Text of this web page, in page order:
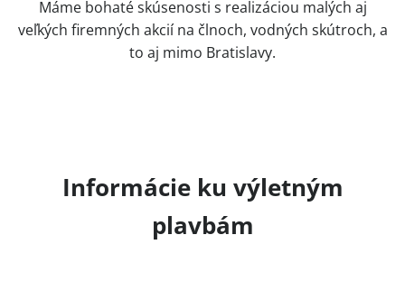
Máme bohaté skúsenosti s realizáciou malých aj
veľkých firemných akcií na člnoch, vodných skútroch, a
to aj mimo Bratislavy.
Informácie ku výletným
plavbám